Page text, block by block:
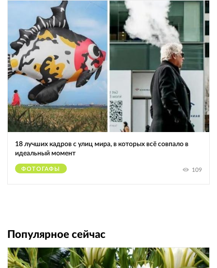
18 лучших кадров с улиц мира, в которых всё совпало в
идеальный момент
ФОТОГАФЫ 109
Популярное сейчас